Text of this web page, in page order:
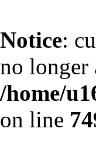
Notice:
no longer
/home/
on line